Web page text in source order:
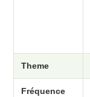
Theme
Fréquence